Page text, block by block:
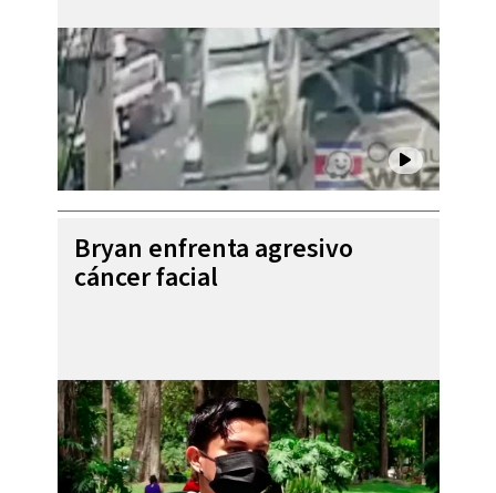
Bryan enfrenta agresivo
cáncer facial